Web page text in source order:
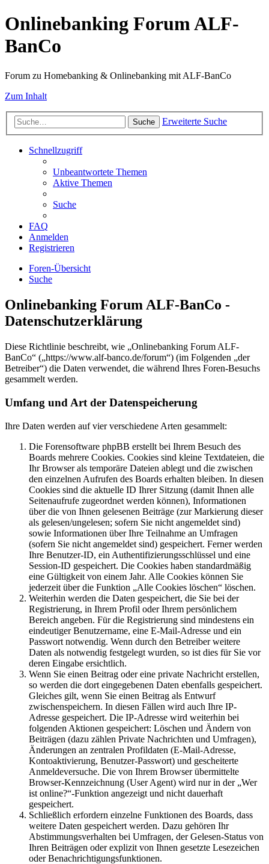
Onlinebanking Forum ALF-
BanCo
Forum zu Homebanking & Onlinebanking mit ALF-BanCo
Zum Inhalt
Suche Erweiterte Suche
Schnellzugriff
Unbeantwortete Themen
Aktive Themen
Suche
FAQ
Anmelden
Registrieren
Foren-Übersicht
Suche
Onlinebanking Forum ALF-BanCo -
Datenschutzerklärung
Diese Richtlinie beschreibt, wie „Onlinebanking Forum ALF-
BanCo“ („https://www.alf-banco.de/forum“) (im Folgenden „der
Betreiber“) die Daten verwendet, die während Ihres Foren-Besuchs
gesammelt werden.
Umfang und Art der Datenspeicherung
Ihre Daten werden auf vier verschiedene Arten gesammelt:
Die Forensoftware phpBB erstellt bei Ihrem Besuch des
Boards mehrere Cookies. Cookies sind kleine Textdateien, die
Ihr Browser als temporäre Dateien ablegt und die zwischen
den einzelnen Aufrufen des Boards erhalten bleiben. In diesen
Cookies sind die aktuelle ID Ihrer Sitzung (damit Ihnen alle
Seitenaufrufe zugeordnet werden können), Informationen
über die von Ihnen gelesenen Beiträge (zur Markierung dieser
als gelesen/ungelesen; sofern Sie nicht angemeldet sind)
sowie Informationen über Ihre Teilnahme an Umfragen
(sofern Sie nicht angemeldet sind) gespeichert. Ferner werden
Ihre Benutzer-ID, ein Authentifizierungsschlüssel und eine
Session-ID gespeichert. Die Cookies haben standardmäßig
eine Gültigkeit von einem Jahr. Alle Cookies können Sie
jederzeit über die Funktion „Alle Cookies löschen“ löschen.
Weiterhin werden die Daten gespeichert, die Sie bei der
Registrierung, in Ihrem Profil oder Ihrem persönlichem
Bereich angeben. Für die Registrierung sind mindestens ein
eindeutiger Benutzername, eine E-Mail-Adresse und ein
Passwort notwendig. Wenn durch den Betreiber weitere
Daten als notwendig festgelegt wurden, so ist dies für Sie vor
deren Eingabe ersichtlich.
Wenn Sie einen Beitrag oder eine private Nachricht erstellen,
so werden die dort eingegebenen Daten ebenfalls gespeichert.
Gleiches gilt, wenn Sie einen Beitrag als Entwurf
zwischenspeichern. In diesen Fällen wird auch Ihre IP-
Adresse gespeichert. Die IP-Adresse wird weiterhin bei
folgenden Aktionen gespeichert: Löschen und Ändern von
Beiträgen (dazu zählen Private Nachrichten und Umfragen),
Änderungen an zentralen Profildaten (E-Mail-Adresse,
Kontoaktivierung, Benutzer-Passwort) und gescheiterte
Anmeldeversuche. Die von Ihrem Browser übermittelte
Browser-Kennzeichnung (User Agent) wird nur in der „Wer
ist online?“-Funktion angezeigt und nicht dauerhaft
gespeichert.
Schließlich erfordern einzelne Funktionen des Boards, dass
weitere Daten gespeichert werden. Dazu gehören Ihr
Abstimmungsverhalten bei Umfragen, der Gelesen-Status von
Ihren Beiträgen oder explizit von Ihnen gesetzte Lesezeichen
oder Benachrichtigungsfunktionen.